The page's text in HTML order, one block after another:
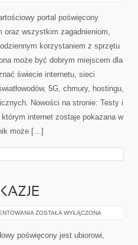
portal poświęcony
oraz wszystkim zagadnieniom,
korzystaniem z sprzętu
może być dobrym miejscem dla
świecie internetu, sieci
5G, chmury, hostingu,
Nowości na stronie: Testy i
internet zostaje pokazana w
może […]
STYLIZACJE
OKAZJE
ZOSTAŁA WYŁĄCZONA
poświęcony jest ubiorowi,